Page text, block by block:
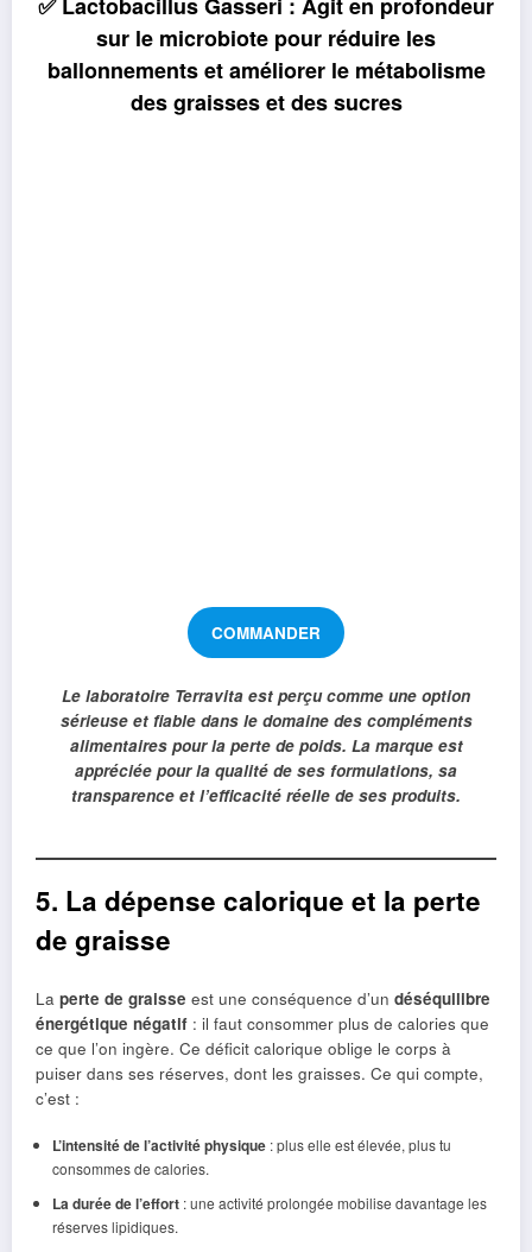
✅ Lactobacillus Gasseri : Agit en profondeur
sur le microbiote pour réduire les
ballonnements et améliorer le métabolisme
des graisses et des sucres
COMMANDER
Le laboratoire Terravita est perçu comme une option
sérieuse et fiable dans le domaine des compléments
alimentaires pour la perte de poids. La marque est
appréciée pour la qualité de ses formulations, sa
transparence et l’efficacité réelle de ses produits.
5. La dépense calorique et la perte
de graisse
La perte de graisse est une conséquence d’un déséquilibre
énergétique négatif : il faut consommer plus de calories que
ce que l’on ingère. Ce déficit calorique oblige le corps à
puiser dans ses réserves, dont les graisses. Ce qui compte,
c’est :
L’intensité de l’activité physique: plus elle est élevée, plus tu
consommes de calories.
La durée de l’effort: une activité prolongée mobilise davantage les
réserves lipidiques.